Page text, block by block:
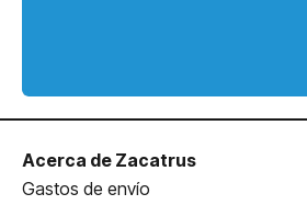
Acerca de Zacatrus
Gastos de envío